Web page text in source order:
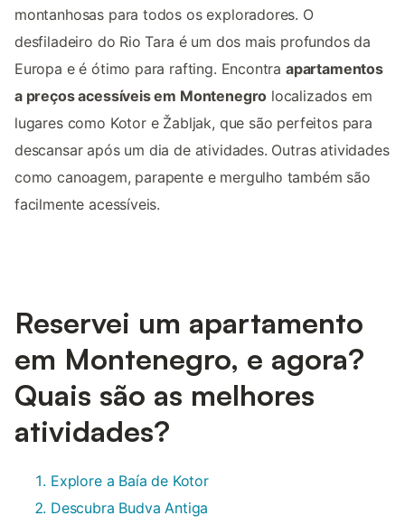
montanhosas para todos os exploradores. O
desfiladeiro do Rio Tara é um dos mais profundos da
Europa e é ótimo para rafting. Encontra apartamentos
a preços acessíveis em Montenegro localizados em
lugares como Kotor e Žabljak, que são perfeitos para
descansar após um dia de atividades. Outras atividades
como canoagem, parapente e mergulho também são
facilmente acessíveis.
Reservei um apartamento
em Montenegro, e agora?
Quais são as melhores
atividades?
Explore a Baía de Kotor
Descubra Budva Antiga